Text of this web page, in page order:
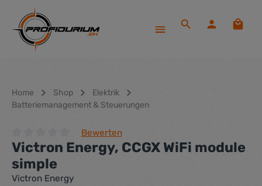
Zum Hauptinhalt springen
Home Shop
Elektrik
Batteriemanagement & Steuerungen
Durchschnittliche Bewertung von 0 von 5 Sternen
Bewerten
Victron Energy, CCGX WiFi module
simple
Victron Energy